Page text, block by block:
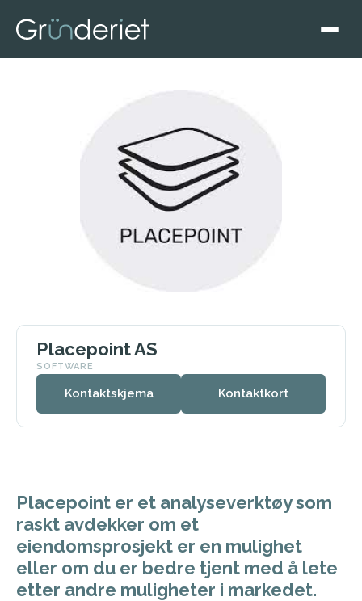
Placepoint AS
SOFTWARE
Kontaktskjema Kontaktkort
Placepoint er et analyseverktøy som
raskt avdekker om et
eiendomsprosjekt er en mulighet
eller om du er bedre tjent med å lete
etter andre muligheter i markedet.